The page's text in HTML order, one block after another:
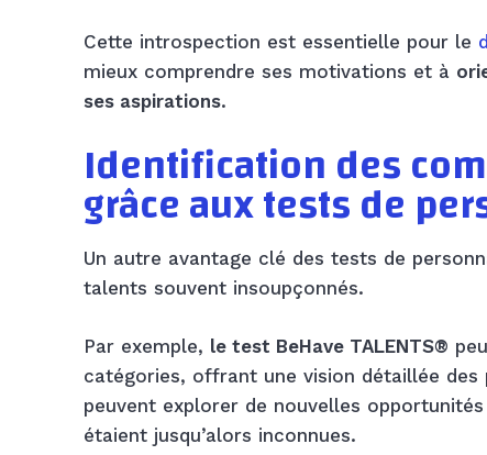
Cette introspection est essentielle pour le
mieux comprendre ses motivations et à
ses aspirations.
Identification des
grâce aux tests de
Un autre avantage clé des tests de
talents souvent insoupçonnés.
Par exemple, le test BeHave TALENTS®
catégories, offrant une vision détaillée
peuvent explorer de nouvelles
étaient jusqu’alors inconnues.